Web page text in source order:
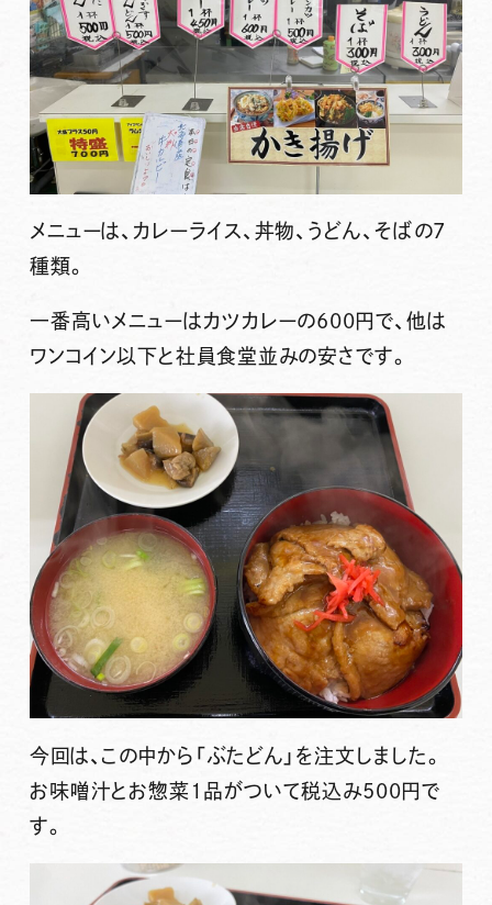
メニューは、カレーライス、丼物、うどん、そばの7
種類。
一番高いメニューはカツカレーの600円で、他は
ワンコイン以下と社員食堂並みの安さです。
今回は、この中から 「ぶたどん」 を注文しました。
お味噌汁とお惣菜1品がついて税込み500円で
す。